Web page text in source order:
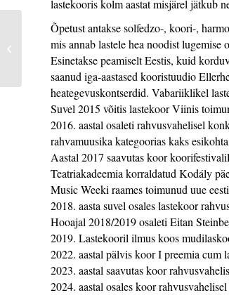
lastekooris kolm aastat misjärel jätkub
Õpetust antakse solfedzo-, koori-,
mis annab lastele hea noodist lugemise
Esinetakse peamiselt Eestis, kuid
saanud iga-aastased kooristuudio
heategevuskontserdid. Vabariiklikel
Suvel 2015 võitis lastekoor Viinis
2016. aastal osaleti rahvusvahelisel
rahvamuusika kategoorias kaks
Aastal 2017 saavutas koor
Teatriakadeemia korraldatud Kodály
Music Weeki raames toimunud uue
2018. aasta suvel osales lastekoor
Hooajal 2018/2019 osaleti Eitan
2019. Lastekooril ilmus koos
2022. aastal pälvis koor I preemia
2023. aastal saavutas koor
2024. aastal osales koor
ELLERHEIN MUDILASKOOR